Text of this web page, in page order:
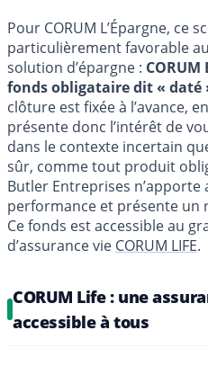
Pour CORUM L’Épargne, ce
particulièrement favorable
solution d’épargne :
fonds obligataire dit « daté
clôture est fixée à l’avance,
présente donc l’intérêt de
dans le contexte incertain
sûr, comme tout produit
Butler Entreprises n’apporte
performance et présente un
Ce fonds est accessible au
d’assurance vie CORUM LIFE.
CORUM Life : une
accessible à tous